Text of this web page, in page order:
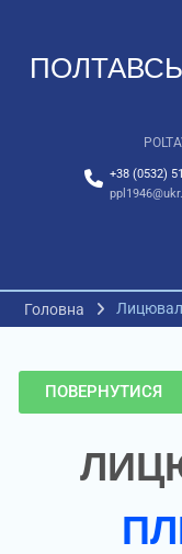
+38 (0532)
Головна
ПОВЕРНУТИСЯ